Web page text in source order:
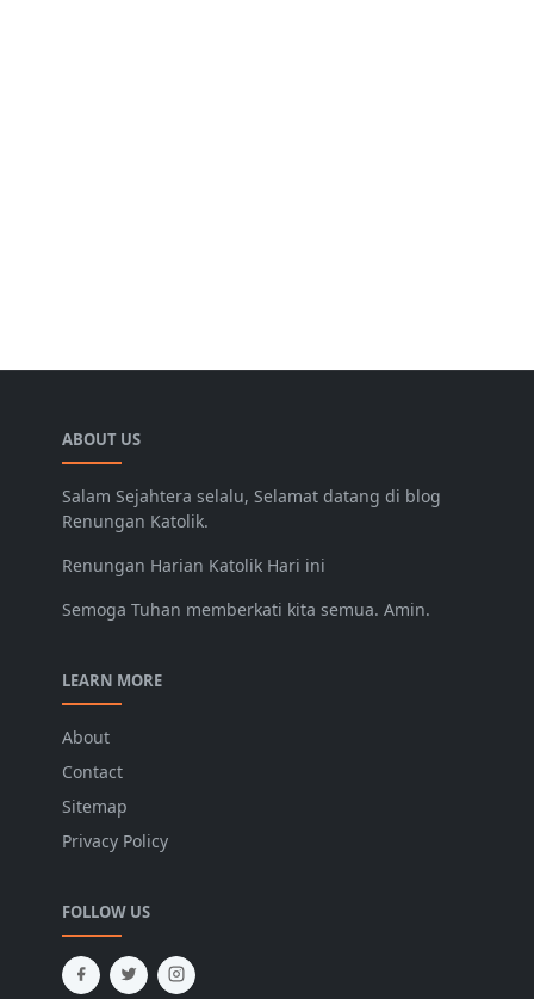
ABOUT US
Salam Sejahtera selalu, Selamat datang di blog
Renungan Katolik.
Renungan Harian Katolik Hari ini
Semoga Tuhan memberkati kita semua. Amin.
LEARN MORE
About
Contact
Sitemap
Privacy Policy
FOLLOW US